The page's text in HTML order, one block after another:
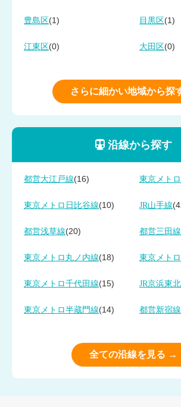
豊島区 (1) 目黒区 (1)
江東区 (0) 大田区 (0)
さらに細かい地域から探
沿線から探す
都営大江戸線(16) 東京メト
東京メトロ日比谷線(10) JR山手線
都営浅草線(20) 都営三田線
東京メトロ丸ノ内線(18) 東京メト
東京メトロ千代田線(15) JR京浜東
東京メトロ半蔵門線(14) 都営新宿線
全ての沿線を見る →